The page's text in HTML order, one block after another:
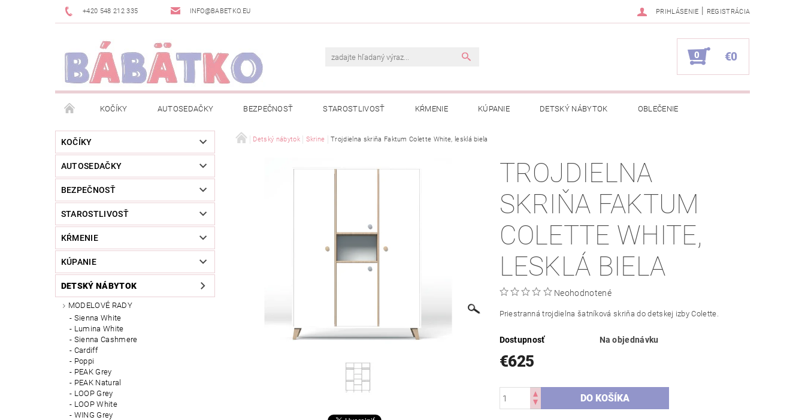
+420 548 212 335 INFO@BABETKO.EU PRIHLÁSENIE | REGISTRÁCIA
0 €0
KOČÍKY AUTOSEDAČKY BEZPEČNOSŤ STAROSTLIVOSŤ KŔMENIE KÚPANIE DETSKÝ NÁBYTOK OBLEČENIE
DOGSPACE POSLEDNÁ ŠANCA OBCHODNÉ PODMIENKY OCHRANA OSOBNÝCH ÚDAJOV
NOVINKY
KOČÍKY
AUTOSEDAČKY
BEZPEČNOSŤ
STAROSTLIVOSŤ
KŔMENIE
KÚPANIE
DETSKÝ NÁBYTOK
MODELOVÉ RADY
Sienna White
Lumina White
Sienna Cashmere
Cardiff
Poppi
PEAK Grey
PEAK Natural
LOOP Grey
LOOP White
WING Grey
Detský nábytok Skrine Trojdielna skriňa Faktum Colette White, lesklá biela
TROJDIELNA
SKRIŇA FAKTUM
COLETTE WHITE,
LESKLÁ BIELA
Neohodnotené
Priestranná trojdielna šatníková skriňa do detskej izby Colette.
Dostupnosť Na objednávku
€625